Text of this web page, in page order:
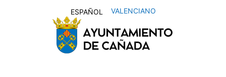
ESPAÑOL VALENCIANO